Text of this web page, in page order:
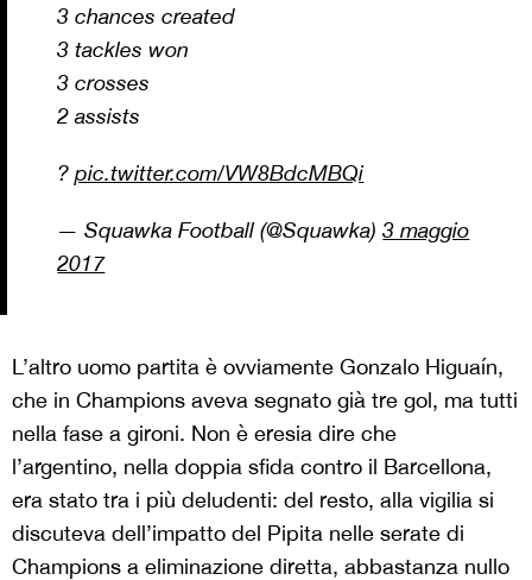
3 chances created
3 tackles won
3 crosses
2 assists
?pic.twitter.com/VW8BdcMBQi
— Squawka Football (@Squawka)3 maggio
2017
L’altro uomo partita è ovviamente Gonzalo Higuaín,
che in Champions aveva segnato già tre gol, ma tutti
nella fase a gironi. Non è eresia dire che
l’argentino, nella doppia sfida contro il Barcellona,
era stato tra i più deludenti: del resto, alla vigilia si
discuteva dell’impatto del Pipita nelle serate di
Champions a eliminazione diretta, abbastanza nullo